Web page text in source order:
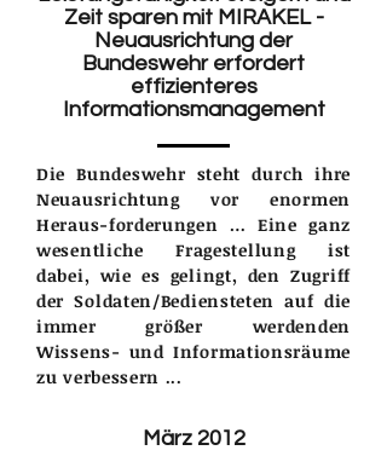
Zeit sparen mit MIRAKEL -
Neuausrichtung der
Bundeswehr erfordert
effizienteres
Informationsmanagement
Die Bundeswehr steht durch ihre
Neuausrichtung vor enormen
Heraus-forderungen … Eine ganz
wesentliche Fragestellung ist
dabei, wie es gelingt, den Zugriff
der Soldaten/Bediensteten auf die
immer größer werdenden
Wissens- und Informationsräume
zu verbessern ...
März 2012